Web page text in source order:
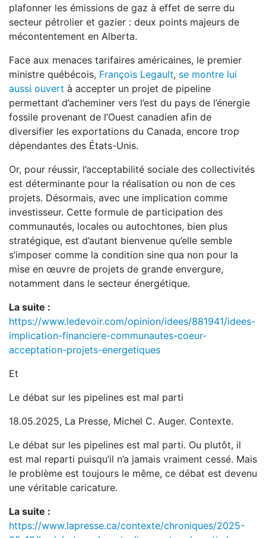
plafonner les émissions de gaz à effet de serre du
secteur pétrolier et gazier : deux points majeurs de
mécontentement en Alberta.
Face aux menaces tarifaires américaines, le premier
ministre québécois, François Legault, se montre lui
aussi ouvert à accepter un projet de pipeline
permettant d’acheminer vers l’est du pays de l’énergie
fossile provenant de l’Ouest canadien afin de
diversifier les exportations du Canada, encore trop
dépendantes des États-Unis.
Or, pour réussir, l’acceptabilité sociale des collectivités
est déterminante pour la réalisation ou non de ces
projets. Désormais, avec une implication comme
investisseur. Cette formule de participation des
communautés, locales ou autochtones, bien plus
stratégique, est d’autant bienvenue qu’elle semble
s’imposer comme la condition sine qua non pour la
mise en œuvre de projets de grande envergure,
notamment dans le secteur énergétique.
La suite :
https://www.ledevoir.com/opinion/idees/881941/idees-
implication-financiere-communautes-coeur-
acceptation-projets-energetiques
Et
Le débat sur les pipelines est mal parti
18.05.2025, La Presse, Michel C. Auger. Contexte.
Le débat sur les pipelines est mal parti. Ou plutôt, il
est mal reparti puisqu’il n’a jamais vraiment cessé. Mais
le problème est toujours le même, ce débat est devenu
une véritable caricature.
La suite :
https://www.lapresse.ca/contexte/chroniques/2025-